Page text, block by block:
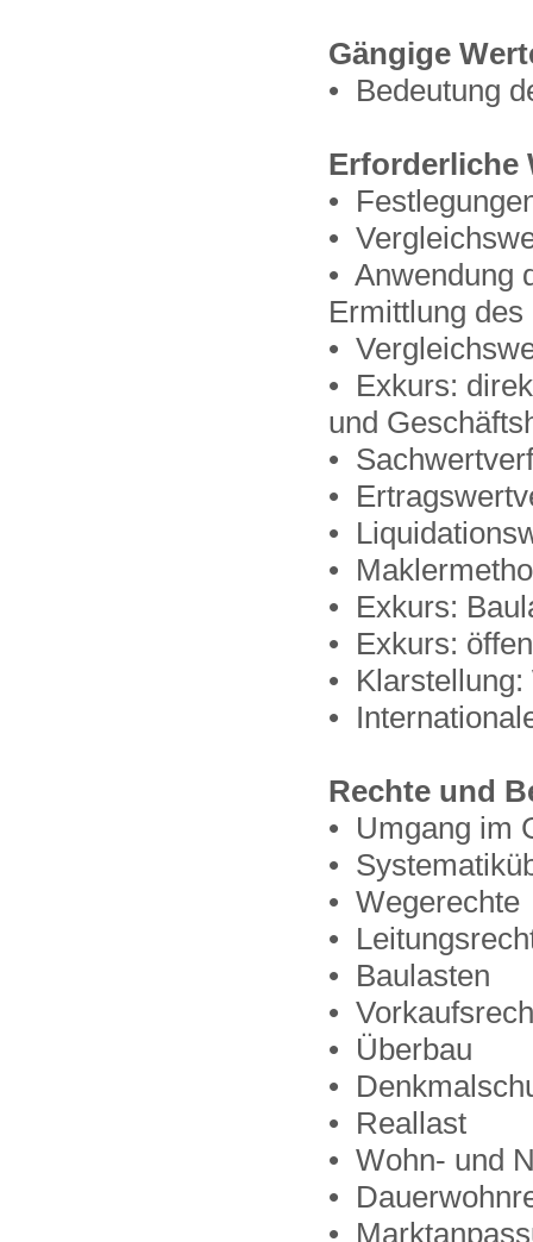
Gängige
• Bedeutung
Erforderliche
•
•
• Anwendung
Ermittlung
•
• Exkurs:
und
•
•
•
•
• Exkurs:
• Exkurs:
•
•
Rechte und
• Umgang im
•
• Wegerechte
•
• Baulasten
•
• Überbau
•
• Reallast
• Wohn- und
•
•